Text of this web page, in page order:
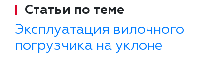
Статьи по теме
Эксплуатация вилочного
погрузчика на уклоне